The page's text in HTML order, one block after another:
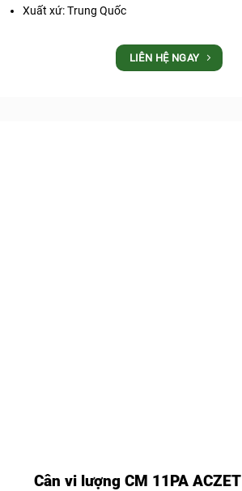
Xuất xứ: Trung Quốc
LIÊN HỆ NGAY
Cân vi lượng CM 11PA ACZET